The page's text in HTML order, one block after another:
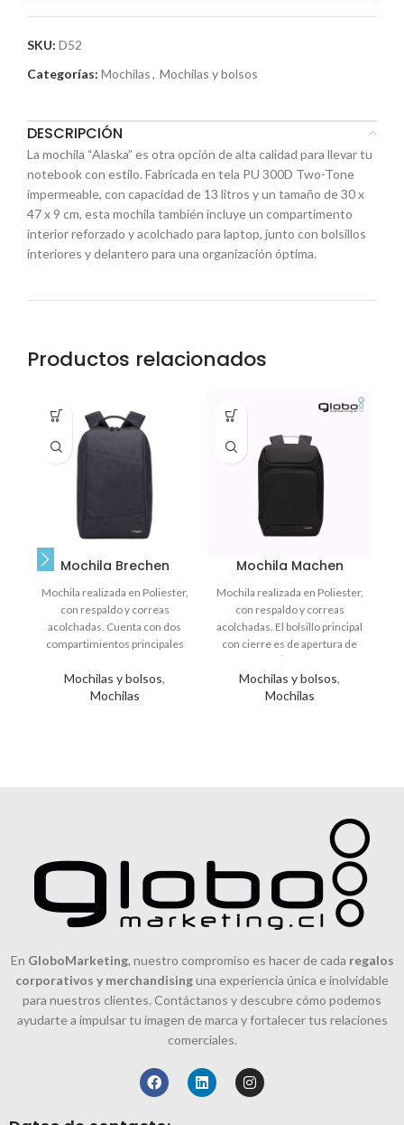
SKU: D52
Categorías: Mochilas, Mochilas y bolsos
DESCRIPCIÓN
La mochila “Alaska” es otra opción de alta calidad para llevar tu
notebook con estilo. Fabricada en tela PU 300D Two-Tone
impermeable, con capacidad de 13 litros y un tamaño de 30 x
47 x 9 cm, esta mochila también incluye un compartimento
interior reforzado y acolchado para laptop, junto con bolsillos
interiores y delantero para una organización óptima.
Productos relacionados
Mochila Brechen
Mochilas y bolsos,
Mochilas
Mochila realizada en Poliester,
con respaldo y correas
acolchadas. Cuenta con dos
compartimientos principales
completamente
Mochila Machen
Mochilas y bolsos,
Mochilas
Mochila realizada en Poliester,
con respaldo y correas
acolchadas. El bolsillo principal
con cierre es de apertura de
En GloboMarketing, nuestro compromiso es hacer de cada regalos
corporativos y merchandisinguna experiencia única e inolvidable
para nuestros clientes. Contáctanos y descubre cómo podemos
ayudarte a impulsar tu imagen de marca y fortalecer tus relaciones
comerciales.